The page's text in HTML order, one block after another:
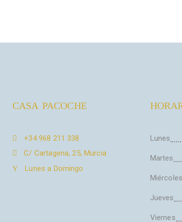
CASA PACOCHE
+34 968 211 338
C/ Cartagena, 25, Murcia
Lunes a Domingo
Lunes
Martes
Miércoles
Jueves
Viernes